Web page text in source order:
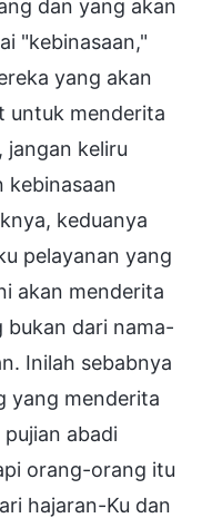
dan yang akan
"kebinasaan,"
yang akan
untuk menderita
jangan keliru
kebinasaan
keduanya
pelayanan yang
akan menderita
bukan dari nama-
Inilah sebabnya
yang menderita
abadi
orang-orang itu
hajaran-Ku dan